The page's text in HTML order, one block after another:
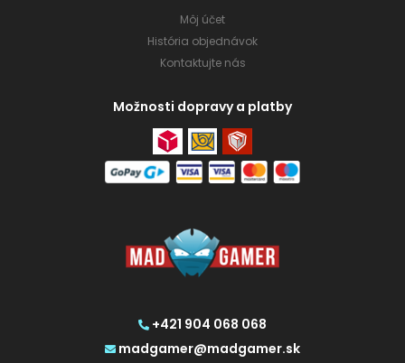
+421 904 068 068
madgamer@madgamer.sk
Môj účet
História objednávok
Kontaktujte nás
Možnosti dopravy a platby